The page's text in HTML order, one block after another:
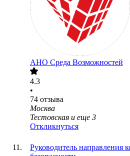
АНО Среда Возможностей
4.3
•
74 отзыва
Москва
Тестовская и еще 3
Откликнуться
Руководитель направления